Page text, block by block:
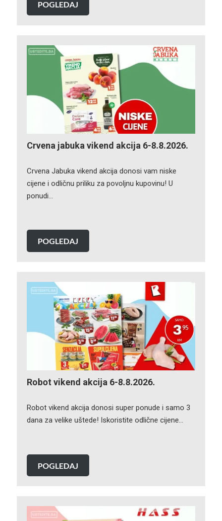
POGLEDAJ
Crvena jabuka vikend akcija 6-8.8.2026.
Crvena Jabuka vikend akcija donosi vam niske
cijene i odličnu priliku za povoljnu kupovinu! U
ponudi…
POGLEDAJ
Robot vikend akcija 6-8.8.2026.
Robot vikend akcija donosi super ponude i samo 3
dana za velike uštede! Iskoristite odlične cijene…
POGLEDAJ